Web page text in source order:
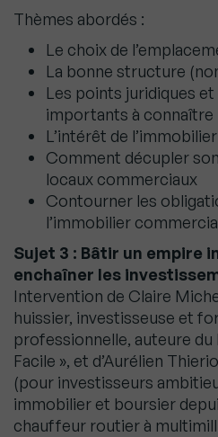
Thèmes abordés :
Le choix de
La bonne structure
Les points juridiques
importants à connaître
L’intérêt de
Comment décupler
locaux commerciaux
Contourner les
l’immobilier
Sujet 3 : Bâtir un empire
enchaîner les
Intervention de Claire
huissier, investisseuse et
professionnelle, auteure
Facile », et d’Aurélien
(pour investisseurs
immobilier et boursier
chauffeur routier à